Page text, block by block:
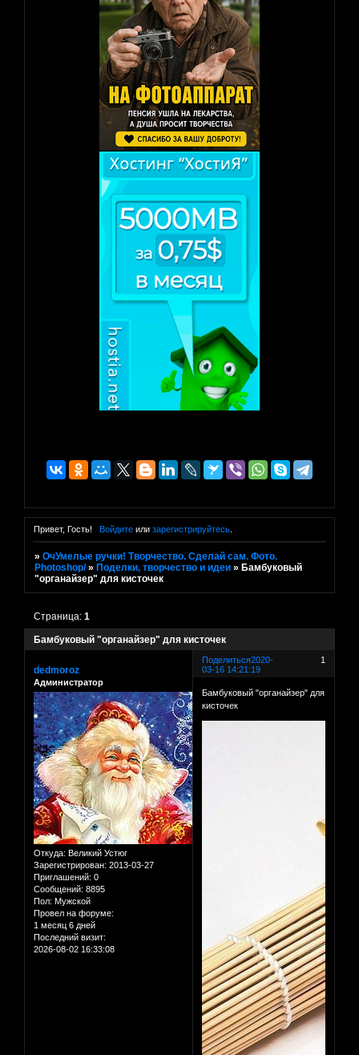
Привет, Гость! Войдитеили зарегистрируйтесь.
»ОчУмелые ручки! Творчество. Сделай сам. Фото.
Photoshop/ » Поделки, творчество и идеи » Бамбуковый
"органайзер" для кисточек
Бамбуковый "органайзер" для кисточек
Страница:1
Поделиться 1
2020-
03-16 14:21:19
dedmoroz
Администратор
Откуда: Великий Устюг
Зарегистрирован: 2013-03-27
Приглашений: 0
Сообщений: 8895
Пол: Мужской
Провел на форуме:
1 месяц 6 дней
Последний визит:
2026-08-02 16:33:08
Бамбуковый "органайзер" для
кисточек